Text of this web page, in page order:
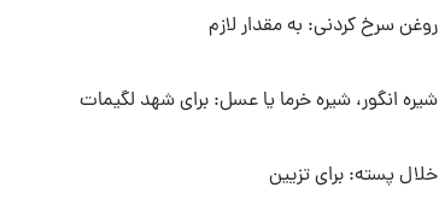
روغن سرخ کردنی: به مقدار لازم
شیره انگور، شیره خرما یا عسل: برای شهد لگیمات
خلال پسته: برای تزیین